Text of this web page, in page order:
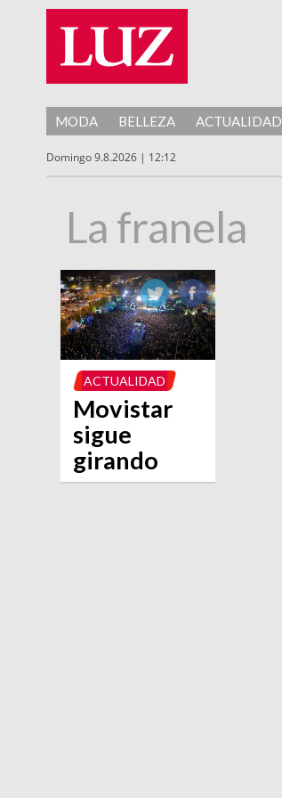
MODA BELLEZA ACTUALIDAD
Domingo 9.8.2026 | 12:12
La franela
ACTUALIDAD
Movistar
sigue
girando